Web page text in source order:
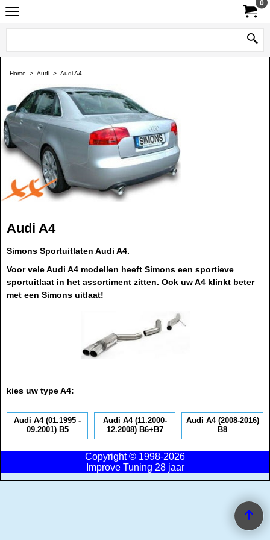
0
Home > Audi > Audi A4
Audi A4
Simons Sportuitlaten Audi A4.
Voor vele Audi A4 modellen heeft Simons een sportieve
sportuitlaat in het assortiment zitten. Ook uw A4 klinkt beter
met een Simons uitlaat!
kies uw type A4:
Audi A4 (01.1995 -
09.2001) B5
Audi A4 (11.2000-
12.2008) B6+B7
Audi A4 (2008-2016)
B8
Copyright © 1998-2026
Improve Tuning 28 jaar